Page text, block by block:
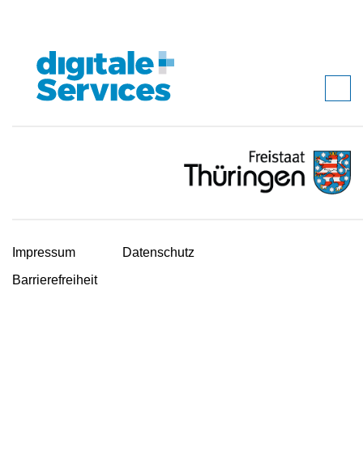
Impressum
Datenschutz
Barrierefreiheit